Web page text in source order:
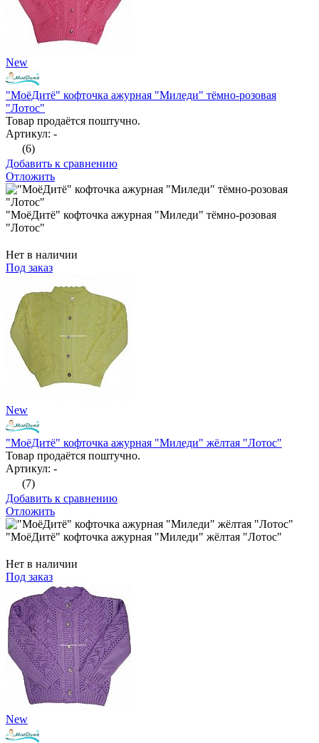
New
"МоёДитё" кофточка ажурная "Миледи" тёмно-розовая
"Лотос"
Товар продаётся поштучно.
Артикул: -
(6)
Добавить к сравнению
Отложить
"МоёДитё" кофточка ажурная "Миледи" тёмно-розовая
"Лотос"
Нет в наличии
Под заказ
New
"МоёДитё" кофточка ажурная "Миледи" жёлтая "Лотос"
Товар продаётся поштучно.
Артикул: -
(7)
Добавить к сравнению
Отложить
"МоёДитё" кофточка ажурная "Миледи" жёлтая "Лотос"
Нет в наличии
Под заказ
New